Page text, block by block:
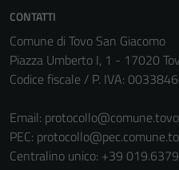
CONTATTI
Comune di Tovo San Giacomo
Piazza Umberto I, 1 - 17020
Codice fiscale / P. IVA:
Email:
PEC:
Centralino unico: +39